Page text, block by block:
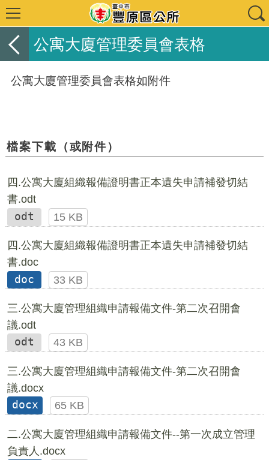
公寓大廈管理委員會表格
公寓大廈管理委員會表格如附件
檔案下載（或附件）
四.公寓大廈組織報備證明書正本遺失申請補發切結
書.odt
odt
15 KB
四.公寓大廈組織報備證明書正本遺失申請補發切結
書.doc
doc
33 KB
三.公寓大廈管理組織申請報備文件-第二次召開會
議.odt
odt
43 KB
三.公寓大廈管理組織申請報備文件-第二次召開會
議.docx
docx
65 KB
二.公寓大廈管理組織申請報備文件--第一次成立管理
負責人.docx